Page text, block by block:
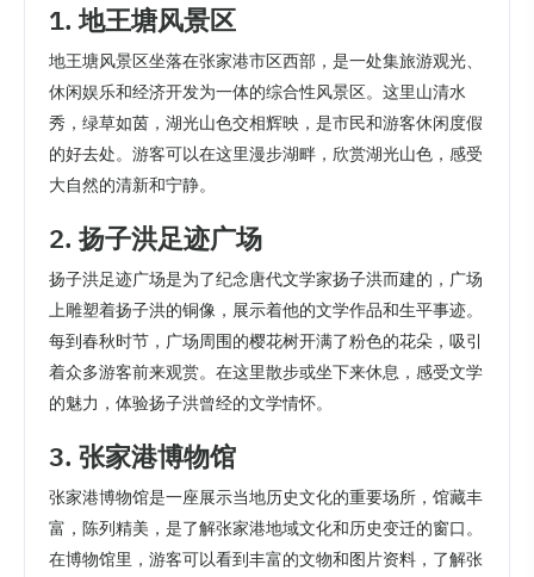
1. 地王塘风景区
地王塘风景区坐落在张家港市区西部，是一处集旅游观光、
休闲娱乐和经济开发为一体的综合性风景区。这里山清水
秀，绿草如茵，湖光山色交相辉映，是市民和游客休闲度假
的好去处。游客可以在这里漫步湖畔，欣赏湖光山色，感受
大自然的清新和宁静。
2. 扬子洪足迹广场
扬子洪足迹广场是为了纪念唐代文学家扬子洪而建的，广场
上雕塑着扬子洪的铜像，展示着他的文学作品和生平事迹。
每到春秋时节，广场周围的樱花树开满了粉色的花朵，吸引
着众多游客前来观赏。在这里散步或坐下来休息，感受文学
的魅力，体验扬子洪曾经的文学情怀。
3. 张家港博物馆
张家港博物馆是一座展示当地历史文化的重要场所，馆藏丰
富，陈列精美，是了解张家港地域文化和历史变迁的窗口。
在博物馆里，游客可以看到丰富的文物和图片资料，了解张